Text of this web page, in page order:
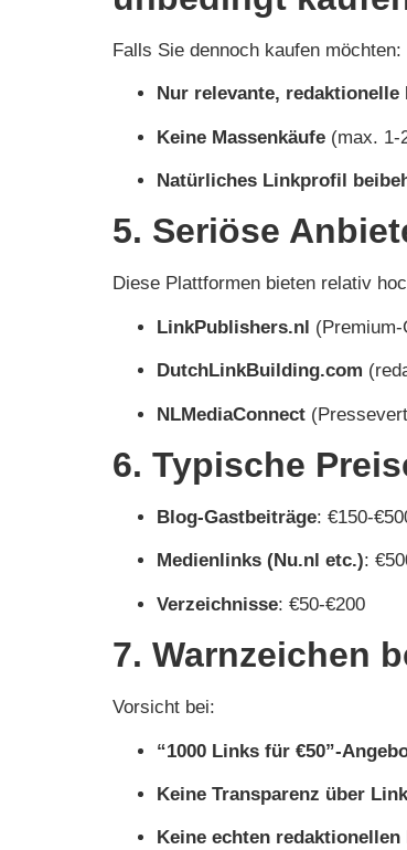
Falls Sie dennoch kaufen möchten:
Nur relevante, redaktionelle
Keine Massenkäufe (max. 1-
Natürliches Linkprofil
5. Seriöse
Diese Plattformen bieten relativ
LinkPublishers.nl
DutchLinkBuilding.com
NLMediaConnect
6. Typische
Blog-Gastbeiträge: €150-
Medienlinks (Nu.nl etc.):
Verzeichnisse: €50-€200
7. Warnzeichen
Vorsicht bei:
“1000 Links für €50”-
Keine Transparenz über
Keine echten redaktionellen